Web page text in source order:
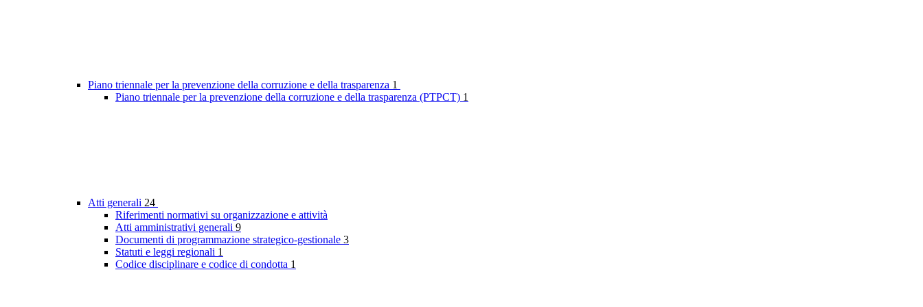
Piano triennale per la prevenzione della corruzione e della trasparenza 1
Piano triennale per la prevenzione della corruzione e della trasparenza (PTPCT) 1
Atti generali 24
Riferimenti normativi su organizzazione e attività
Atti amministrativi generali 9
Documenti di programmazione strategico-gestionale 3
Statuti e leggi regionali 1
Codice disciplinare e codice di condotta 1